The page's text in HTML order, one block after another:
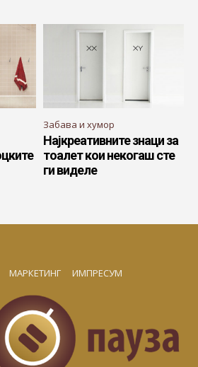
Забава и хумор
Најкреативните знаци за
тоалет кои некогаш сте
ги виделе
МАРКЕТИНГ ИМПРЕСУМ